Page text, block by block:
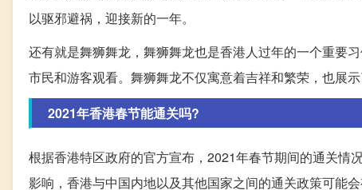
以驱邪避祸，迎接新的一年。
还有就是舞狮舞龙，舞狮舞龙也是香港人过年的一个重要
市民和游客观看。舞狮舞龙不仅寓意着吉祥和繁荣，也展示
2021年香港春节能通关吗?
根据香港特区政府的官方宣布，2021年春节期间的通关情
影响，香港与中国内地以及其他国家之间的通关政策可能会